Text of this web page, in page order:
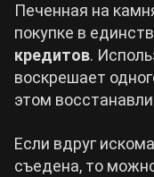
Печенная на
покупке в
кредитов.
воскрешает
этом
Если вдруг
съедена, то